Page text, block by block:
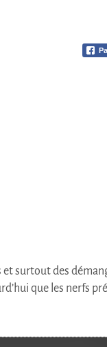
et surtout des
que les nerfs